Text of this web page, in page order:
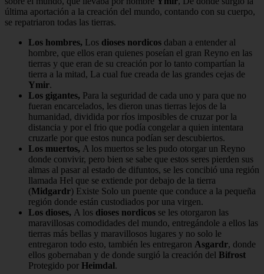
última aportación a la creación del mundo, contando con su cuerpo,
se repatriaron todas las tierras.
Los hombres, Los dioses nordicos daban a entender al
hombre, que ellos eran quienes poseían el gran Reyno en las
tierras y que eran de su creación por lo tanto compartían la
tierra a la mitad, La cual fue creada de las grandes cejas de
Ymir.
Los gigantes, Para la seguridad de cada uno y para que no
fueran encarcelados, les dieron unas tierras lejos de la
humanidad, dividida por ríos imposibles de cruzar por la
distancia y por el frio que podía congelar a quien intentara
cruzarle por que estos nunca podían ser descubiertos.
Los muertos, A los muertos se les pudo otorgar un Reyno
donde convivir, pero bien se sabe que estos seres pierden sus
almas al pasar al estado de difuntos, se les concibió una región
llamada Hel que se extiende por debajo de la tierra
(Midgardr) Existe Solo un puente que conduce a la pequeña
región donde están custodiados por una virgen.
Los dioses, A los dioses nordicos se les otorgaron las
maravillosas comodidades del mundo, entregándole a ellos las
tierras más bellas y maravillosos lugares y no solo le
entregaron todo esto, también les entregaron Asgardr, donde
ellos gobernaban y de donde surgió la creación del Bifrost
Protegido por Heimdal.